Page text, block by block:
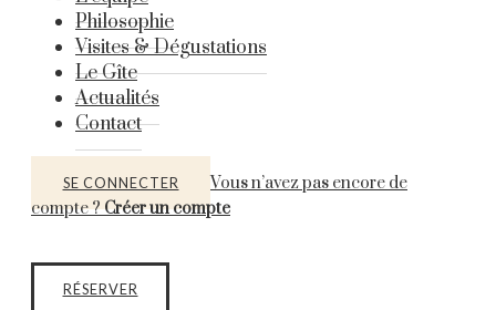
Philosophie
Visites & Dégustations
Le Gîte
Actualités
Contact
SE CONNECTER
Vous n’avez pas encore de
compte ?Créer un compte
RÉSERVER